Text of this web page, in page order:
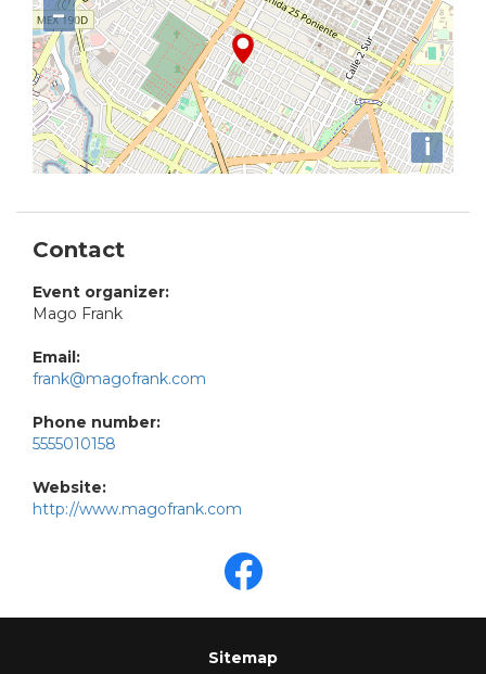
−
i
Contact
Event organizer:
Mago Frank
Email:
frank@magofrank.com
Phone number:
5555010158
Website:
http://www.magofrank.com
Sitemap